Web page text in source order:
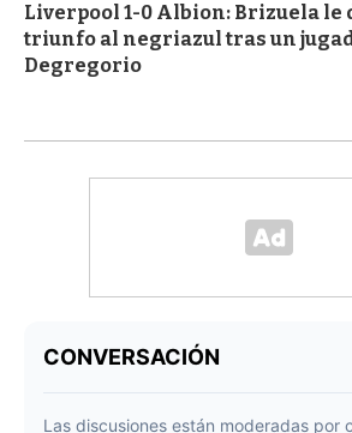
Liverpool 1-0 Albion: Brizuela le
triunfo al negriazul tras un
Degregorio